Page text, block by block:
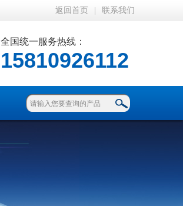
返回首页 联系我们
全国统一服务热线：
15810926112